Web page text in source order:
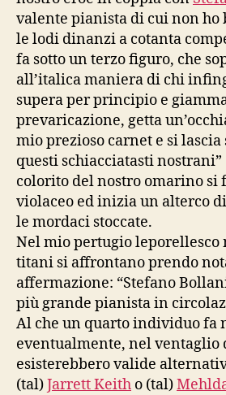
valente pianista di cui non ho
le lodi dinanzi a cotanta
fa sotto un terzo figuro, che
all’italica maniera di chi
supera per principio e
prevaricazione, getta
mio prezioso carnet e si lascia
questi schiacciatasti nostrani”
colorito del nostro omarino si
violaceo ed inizia un alterco
le mordaci stoccate.
Nel mio pertugio leporellesco
titani si affrontano prendo
affermazione: “Stefano
più grande pianista in
Al che un quarto individuo fa
eventualmente, nel ventaglio
esisterebbero valide
(tal)Jarrett Keith o (tal)